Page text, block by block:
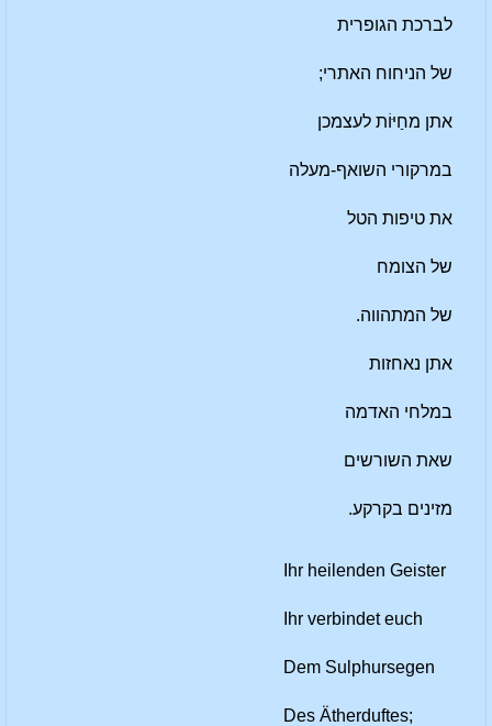
לברכת הגופרית
של הניחוח האתרי;
אתן מחַיּוֹת לעצמכן
במרקורי השואף-מעלה
את טיפות הטל
של הצומח
של המתהווה.
אתן נאחזות
במלחי האדמה
שאת השורשים
מזינים בקרקע.
Ihr heilenden Geister
Ihr verbindet euch
Dem Sulphursegen
Des Ätherduftes;